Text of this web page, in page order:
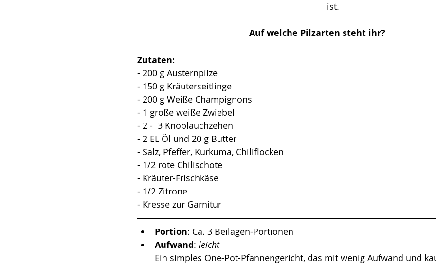
ist.
Auf welche Pilzarten steht ihr?
Zutaten:
- 200 g Austernpilze
- 150 g Kräuterseitlinge
- 200 g Weiße Champignons
- 1 große weiße Zwiebel
- 2 -  3 Knoblauchzehen
- 2 EL Öl und 20 g Butter
- Salz, Pfeffer, Kurkuma, Chiliflocken
- 1/2 rote Chilischote
- Kräuter-Frischkäse
- 1/2 Zitrone
- Kresse zur Garnitur
Portion: Ca. 3 Beilagen-Portionen
Aufwand: leicht
Ein simples One-Pot-Pfannengericht, das mit wenig Aufwand und